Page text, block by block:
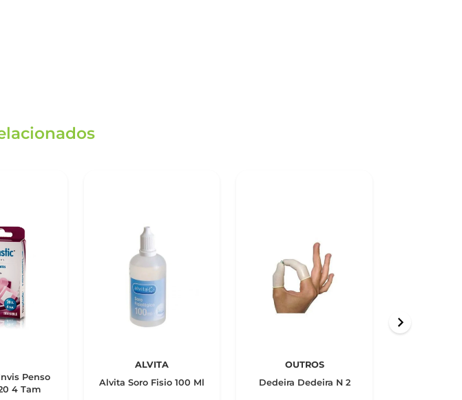
Penso
4 Tam
ALVITA
Alvita Soro Fisio 100 Ml
OUTROS
Dedeira Dedeira N 2